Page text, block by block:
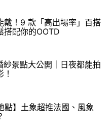
戴！9 款「高出場率」百搭
搭配你的OOTD
紗景點大公開｜日夜都能拍
點】土象超推法國、風象